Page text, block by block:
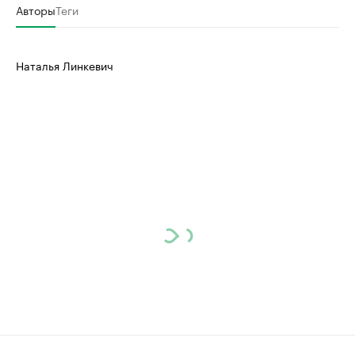
АвторыТеги
Наталья Линкевич